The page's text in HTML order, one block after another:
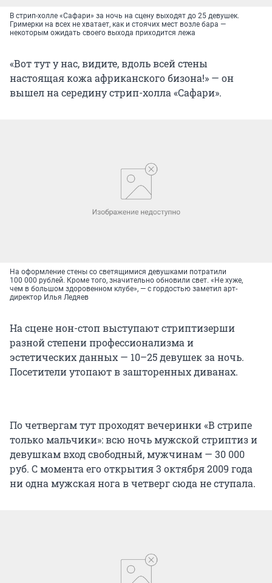
В стрип-холле «Сафари» за ночь на сцену выходят до 25 девушек.
Гримерки на всех не хватает, как и стоячих мест возле бара —
некоторым ожидать своего выхода приходится лежа
«Вот тут у нас, видите, вдоль всей стены
настоящая кожа африканского бизона!» — он
вышел на середину стрип-холла «Сафари».
На оформление стены со светящимися девушками потратили
100 000 рублей. Кроме того, значительно обновили свет. «Не хуже,
чем в большом здоровенном клубе», — с гордостью заметил арт-
директор Илья Ледяев
На сцене нон-стоп выступают стриптизерши
разной степени профессионализма и
эстетических данных — 10–25 девушек за ночь.
Посетители утопают в зашторенных диванах.
По четвергам тут проходят вечеринки «В стрипе
только мальчики»: всю ночь мужской стриптиз и
девушкам вход свободный, мужчинам — 30 000
руб. С момента его открытия 3 октября 2009 года
ни одна мужская нога в четверг сюда не ступала.